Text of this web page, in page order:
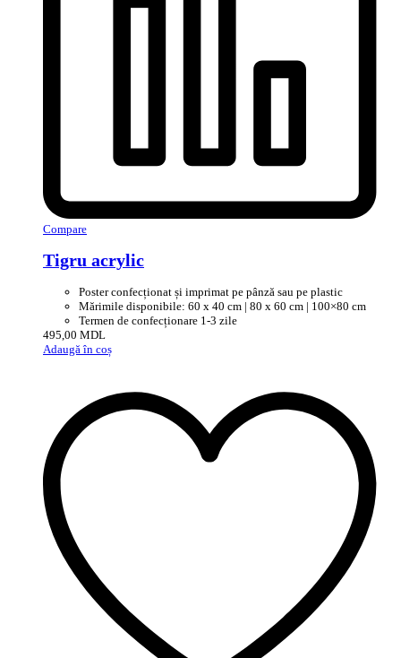
Compare
Tigru acrylic
Poster confecționat și imprimat pe pânză sau pe plastic
Mărimile disponibile: 60 x 40 cm | 80 x 60 cm | 100×80 cm
Termen de confecționare 1-3 zile
495,00 MDL
Adaugă în coș